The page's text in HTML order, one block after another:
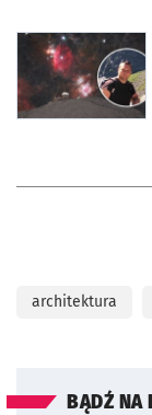
otworzy się w
architektura
BĄDŹ NA